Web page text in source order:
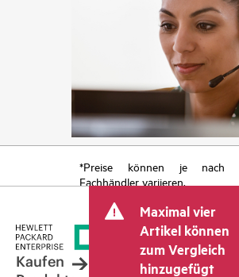
*Preise können je nach
Fachhändler variieren.
Maximal vier
Artikel können
zum Vergleich
hinzugefügt
Kaufen